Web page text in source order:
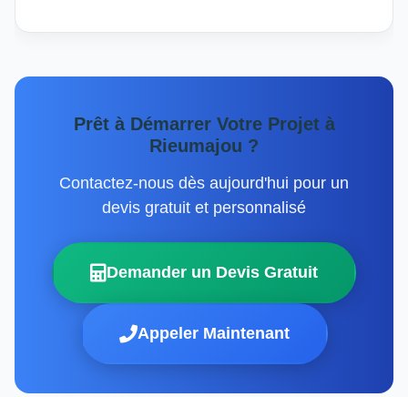
Prêt à Démarrer Votre Projet à
Rieumajou ?
Contactez-nous dès aujourd'hui pour un
devis gratuit et personnalisé
Demander un Devis Gratuit
Appeler Maintenant